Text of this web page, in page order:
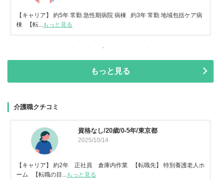
【キャリア】 約5年 常勤 急性期病院 病棟 約3年 常勤 地域包括ケア病
棟 【転...もっと見る
もっと見る
介護職クチコミ
資格なし/20歳/0-5年/東京都
2025/10/14
【キャリア】 約2年 正社員 倉庫内作業 【転職先】 特別養護老人ホ
ーム 【転職の目...
もっと見る